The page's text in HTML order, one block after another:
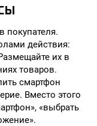
покупателя.
действия:
их в
товаров.
смартфон
Вместо этого
«выбрать